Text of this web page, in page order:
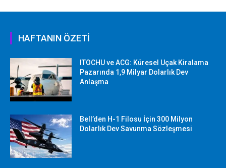
HAFTANIN ÖZETİ
ITOCHU ve ACG: Küresel Uçak Kiralama
Pazarında 1,9 Milyar Dolarlık Dev
Anlaşma
Bell’den H-1 Filosu İçin 300 Milyon
Dolarlık Dev Savunma Sözleşmesi